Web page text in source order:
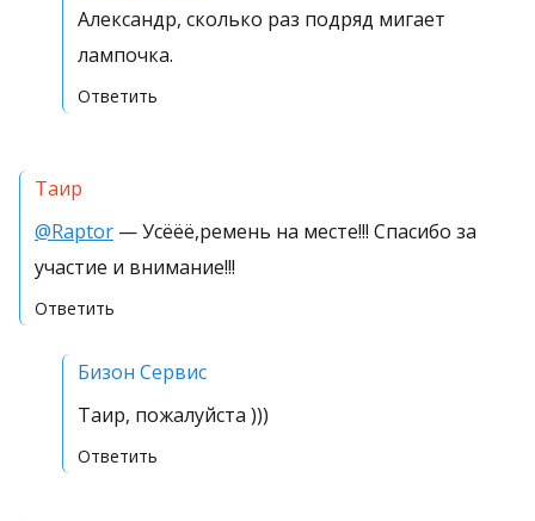
Александр, сколько раз подряд мигает
лампочка.
Ответить
Таир
@Raptor — Усёёё,ремень на месте!!! Спасибо за
участие и внимание!!!
Ответить
Бизон Сервис
Таир, пожалуйста )))
Ответить